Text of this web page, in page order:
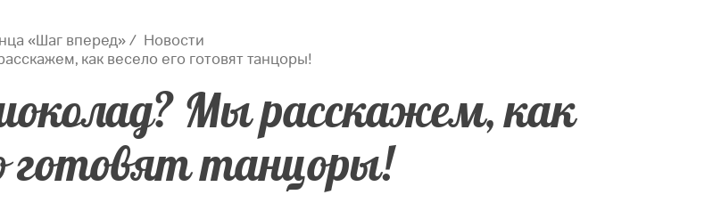
«Шаг вперед»
Новости
как весело его готовят танцоры!
Мы расскажем, как
готовят танцоры!